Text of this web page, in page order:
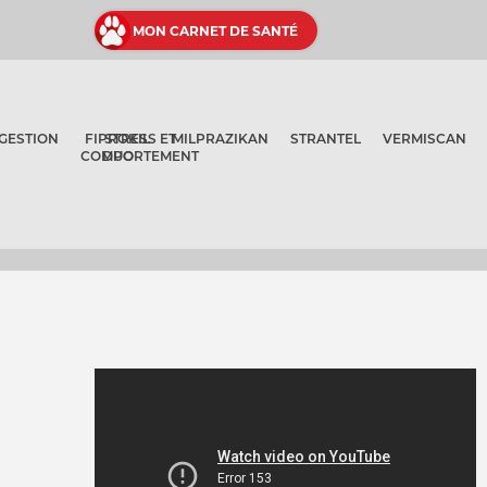
MON CARNET DE SANTÉ
STRESS ET
COMPORTEMENT
FIPROKIL
DUO
MILPRAZIKAN STRANTEL VERMISCAN